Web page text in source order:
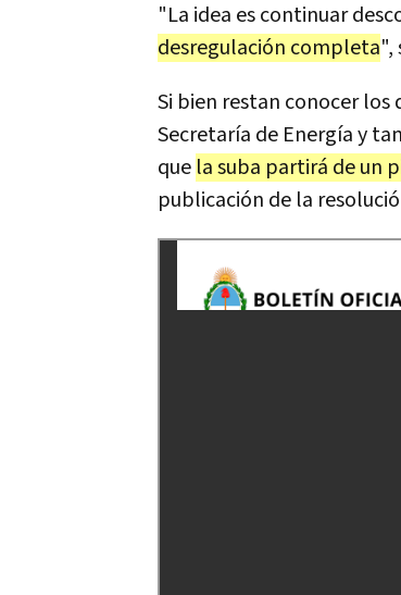
"La idea es continuar
desregulación completa",
Si bien restan conocer
Secretaría de Energía y
que la suba partirá de un
publicación de la